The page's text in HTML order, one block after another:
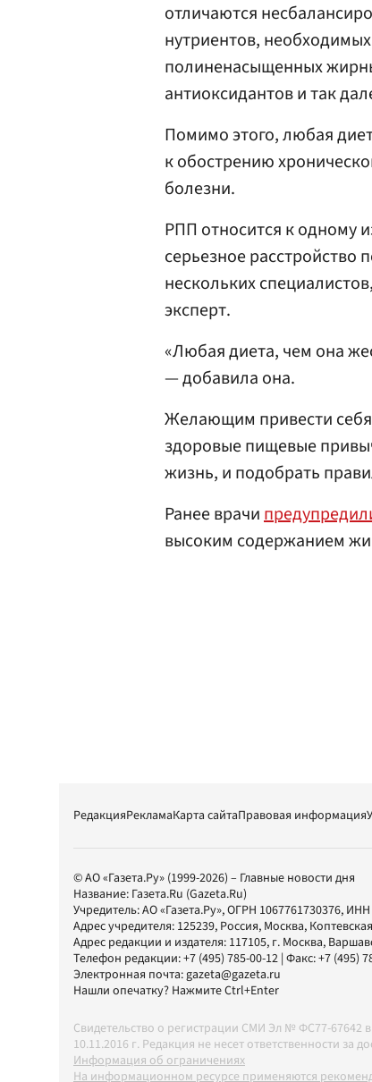
отличаются
нутриентов,
полиненасыщенных
антиоксидантов и так
Помимо этого, любая
к обострению
болезни.
РПП относится к одному
серьезное расстройство
нескольких
эксперт.
«Любая диета, чем она
— добавила она.
Желающим привести себя
здоровые пищевые
жизнь, и подобрать
Ранее врачи
высоким содержанием
РедакцияРекламаКарта сайтаПравовая информация
© АО «Газета.Ру» (1999-2026) – Главные новости дня
Название: Газета.Ru (Gazeta.Ru)
Учредитель:АО «Газета.Ру», ОГРН 1067761730376, ИНН
Адрес учредителя: 125239, Россия, Москва,
Адрес редакции и издателя: 117105, г. Москва,
Телефон редакции:+7 (495) 785-00-12 | Факс:+7 (495)
Электронная почта:gazeta@gazeta.ru
Нашли опечатку? Нажмите Ctrl+Enter
Свидетельство о регистрации СМИ Эл № ФС77-
10.11.2016 г. Редакция не несет ответственности
Информация об ограничениях
На информационном ресурсе применяются